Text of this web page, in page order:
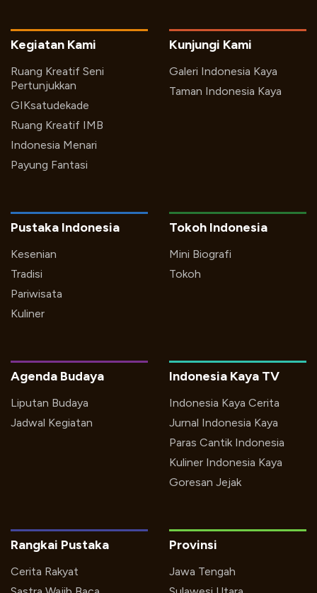
Kegiatan Kami
Ruang Kreatif Seni
Pertunjukkan
GIKsatudekade
Ruang Kreatif IMB
Indonesia Menari
Payung Fantasi
Kunjungi Kami
Galeri Indonesia Kaya
Taman Indonesia Kaya
Pustaka Indonesia
Kesenian
Tradisi
Pariwisata
Kuliner
Tokoh Indonesia
Mini Biografi
Tokoh
Indonesia Kaya TV
Indonesia Kaya Cerita
Jurnal Indonesia Kaya
Paras Cantik Indonesia
Kuliner Indonesia Kaya
Goresan Jejak
Agenda Budaya
Liputan Budaya
Jadwal Kegiatan
Rangkai Pustaka
Cerita Rakyat
Provinsi
Jawa Tengah